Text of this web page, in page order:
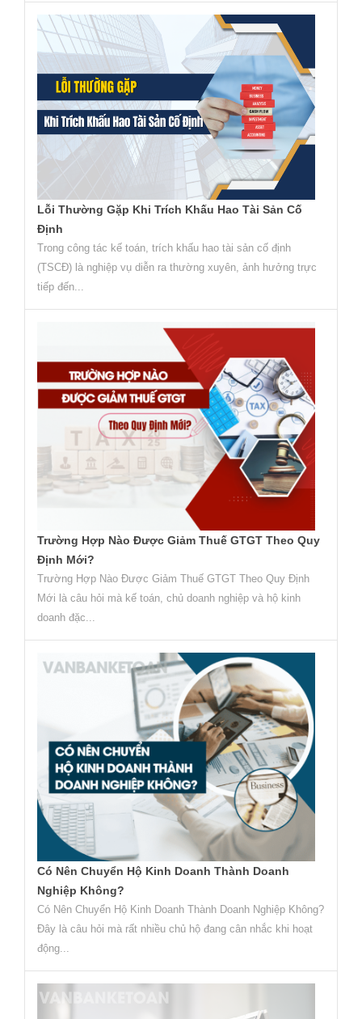
Lỗi Thường Gặp Khi Trích Khấu Hao Tài Sản Cố
Định
Trong công tác kế toán, trích khấu hao tài sản cố định
(TSCĐ) là nghiệp vụ diễn ra thường xuyên, ảnh hưởng trực
tiếp đến...
Trường Hợp Nào Được Giảm Thuế GTGT Theo Quy
Định Mới?
Trường Hợp Nào Được Giảm Thuế GTGT Theo Quy Định
Mới là câu hỏi mà kế toán, chủ doanh nghiệp và hộ kinh
doanh đặc...
Có Nên Chuyển Hộ Kinh Doanh Thành Doanh
Nghiệp Không?
Có Nên Chuyển Hộ Kinh Doanh Thành Doanh Nghiệp Không?
Đây là câu hỏi mà rất nhiều chủ hộ đang cân nhắc khi hoạt
động...